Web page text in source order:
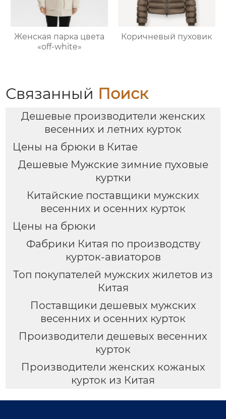
Женская парка цвета
«off-white»
Коричневый пуховик
Связанный Поиск
Дешевые производители женских
весенних и летних курток
Цены на брюки в Китае
Дешевые Мужские зимние пуховые
куртки
Китайские поставщики мужских
весенних и осенних курток
Цены на брюки
Фабрики Китая по производству
курток-авиаторов
Топ покупателей мужских жилетов из
Китая
Поставщики дешевых мужских
весенних и осенних курток
Производители дешевых весенних
курток
Производители женских кожаных
курток из Китая